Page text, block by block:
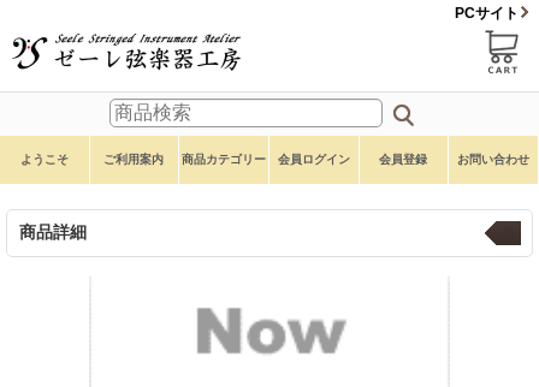
PCサイト
ようこそ ご利用案内 商品カテゴリー 会員ログイン 会員登録 お問い合わせ
商品詳細